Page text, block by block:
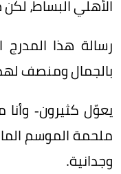
الأهلي البساط،
رسالة هذا
بالجمال ومنصف
يعوّل كثيرون-
ملحمة الموسم
وجدانية.